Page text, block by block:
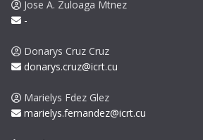
Jose A. Zuloaga Mtnez
-
Donarys Cruz Cruz
donarys.cruz@icrt.cu
Marielys Fdez Glez
marielys.fernandez@icrt.cu